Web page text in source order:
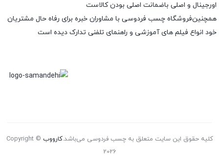
اورجینال و اصلی باضمانت اصلی بودن کالاست
همچنین‌فروشگاه چسب فردوسی با مشاوران خبره برای رفاه حال مشتریان
خود انواع فیلم های آموزشی و راهنمای تلفنی تدارک دیده است
کلیه حقوق این سایت متعلق به چسب فردوسی می‌باشد.کارووب Copyright ©
2026